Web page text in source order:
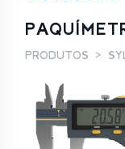
PRODUTOS